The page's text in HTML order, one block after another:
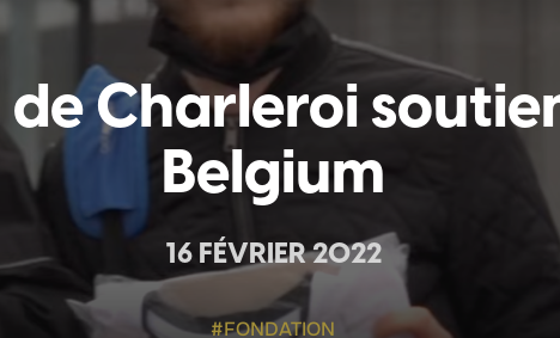
de Charleroi
Belgium
16 FÉVRIER 2022
#FONDATION